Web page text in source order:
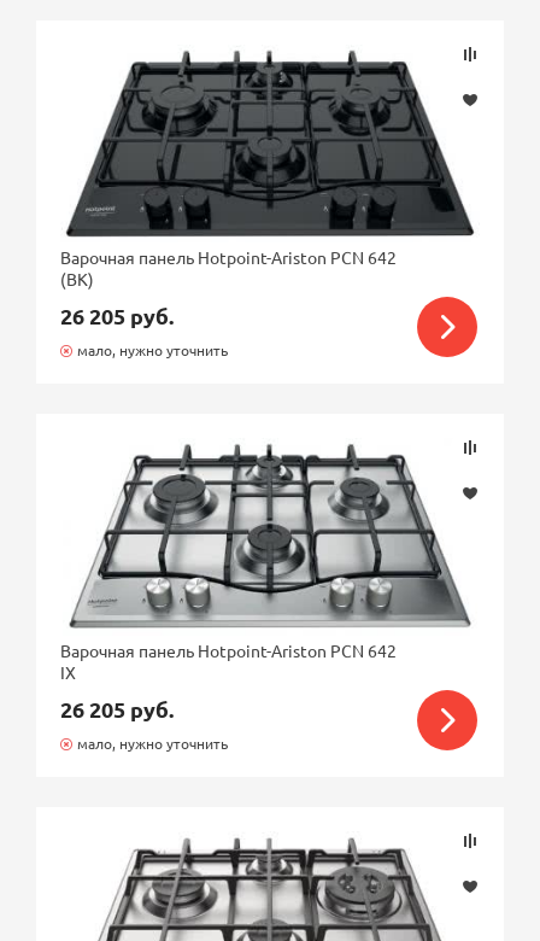
Варочная панель Hotpoint-Ariston PCN 642
(BK)
26 205 руб.
мало, нужно уточнить
Варочная панель Hotpoint-Ariston PCN 642
IX
26 205 руб.
мало, нужно уточнить